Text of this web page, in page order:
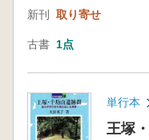
新刊 取り寄せ
古書 1点
単行本
王塚